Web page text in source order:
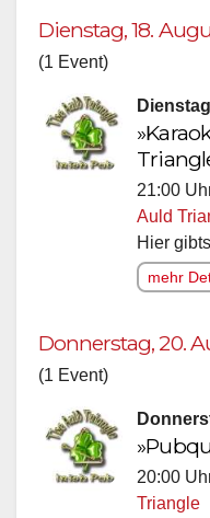
Dienstag, 18.
(1 Event)
21:00
Auld
Hier
mehr
Donnerstag, 20.
(1 Event)
20:00
Triangle